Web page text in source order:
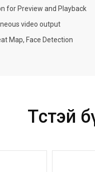
for Preview and Playback
video output
Map, Face Detection
Төстэй